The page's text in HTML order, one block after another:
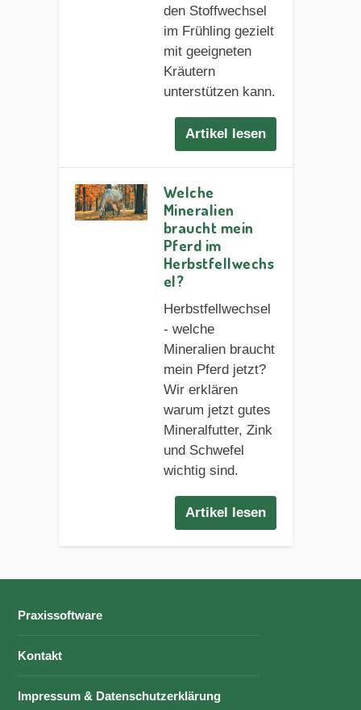
den Stoffwechsel
im Frühling gezielt
mit geeigneten
Kräutern
unterstützen kann.
Artikel lesen
Welche
Mineralien
braucht mein
Pferd im
Herbstfellwechs
el?
Herbstfellwechsel
- welche
Mineralien braucht
mein Pferd jetzt?
Wir erklären
warum jetzt gutes
Mineralfutter, Zink
und Schwefel
wichtig sind.
Artikel lesen
Praxissoftware
Kontakt
Impressum & Datenschutzerklärung